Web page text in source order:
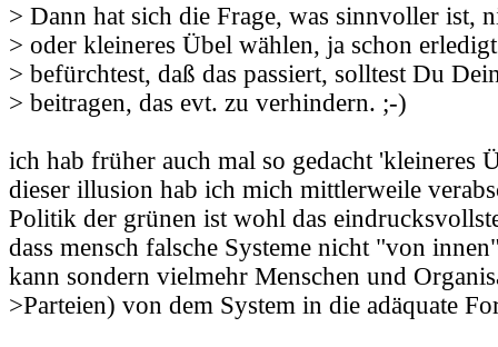
> Dann hat sich die Frage, was sinnvoller ist,
> oder kleineres Übel wählen, ja schon
> befürchtest, daß das passiert, solltest Du
> beitragen, das evt. zu verhindern. ;-)
ich hab früher auch mal so gedacht 'kleineres
dieser illusion hab ich mich mittlerweile
Politik der grünen ist wohl das
dass mensch falsche Systeme nicht "von
kann sondern vielmehr Menschen und
>Parteien) von dem System in die adäquate